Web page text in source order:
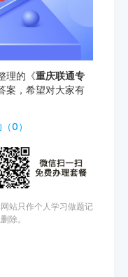
理的《重庆联通专
案，希望对大家有
0）
站只作个人学习做题记
除。